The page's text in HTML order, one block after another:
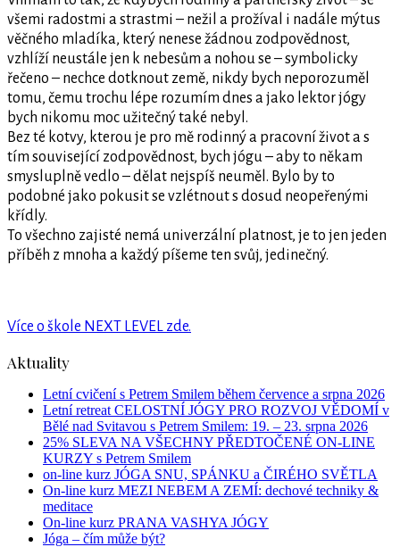
všemi radostmi a strastmi – nežil a prožíval i nadále mýtus
věčného mladíka, který nenese žádnou zodpovědnost,
vzhlíží neustále jen k nebesům a nohou se – symbolicky
řečeno – nechce dotknout země, nikdy bych neporozuměl
tomu, čemu trochu lépe rozumím dnes a jako lektor jógy
bych nikomu moc užitečný také nebyl.
Bez té kotvy, kterou je pro mě rodinný a pracovní život a s
tím související zodpovědnost, bych jógu – aby to někam
smysluplně vedlo – dělat nejspíš neuměl. Bylo by to
podobné jako pokusit se vzlétnout s dosud neopeřenými
křídly.
To všechno zajisté nemá univerzální platnost, je to jen jeden
příběh z mnoha a každý píšeme ten svůj, jedinečný.
Více o škole NEXT LEVEL zde.
Aktuality
Letní cvičení s Petrem Smilem během července a srpna 2026
Letní retreat CELOSTNÍ JÓGY PRO ROZVOJ VĚDOMÍ v
Bělé nad Svitavou s Petrem Smilem: 19. – 23. srpna 2026
25% SLEVA NA VŠECHNY PŘEDTOČENÉ ON-LINE
KURZY s Petrem Smilem
on-line kurz JÓGA SNU, SPÁNKU a ČIRÉHO SVĚTLA
On-line kurz MEZI NEBEM A ZEMÍ: dechové techniky &
meditace
On-line kurz PRANA VASHYA JÓGY
Jóga – čím může být?